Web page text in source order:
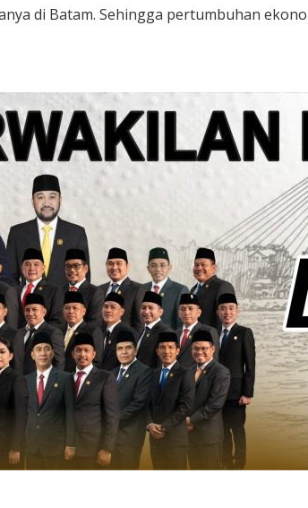
di Batam. Sehingga pertumbuhan